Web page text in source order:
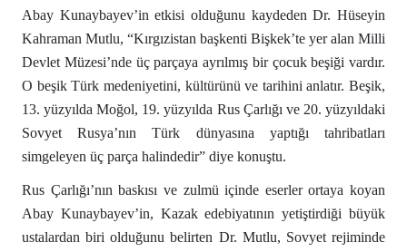
Abay Kunaybayev’in etkisi olduğunu kaydeden Dr. Hüseyin
Kahraman Mutlu, “Kırgızistan başkenti Bişkek’te yer alan Milli
Devlet Müzesi’nde üç parçaya ayrılmış bir çocuk beşiği vardır.
O beşik Türk medeniyetini, kültürünü ve tarihini anlatır. Beşik,
13. yüzyılda Moğol, 19. yüzyılda Rus Çarlığı ve 20. yüzyıldaki
Sovyet Rusya’nın Türk dünyasına yaptığı tahribatları
simgeleyen üç parça halindedir” diye konuştu.
Rus Çarlığı’nın baskısı ve zulmü içinde eserler ortaya koyan
Abay Kunaybayev’in, Kazak edebiyatının yetiştirdiği büyük
ustalardan biri olduğunu belirten Dr. Mutlu, Sovyet rejiminde